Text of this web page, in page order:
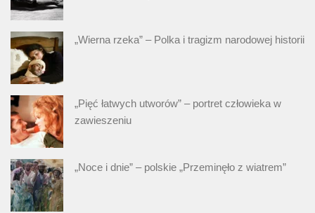
„Wierna rzeka” – Polka i tragizm narodowej historii
„Pięć łatwych utworów” – portret człowieka w
zawieszeniu
„Noce i dnie” – polskie „Przeminęło z wiatrem”